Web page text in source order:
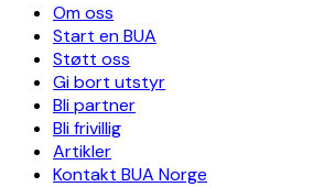
Om oss
Start en BUA
Støtt oss
Gi bort utstyr
Bli partner
Bli frivillig
Artikler
Kontakt BUA Norge